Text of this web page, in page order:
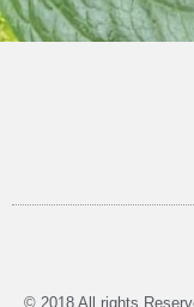
© 2018 All rights